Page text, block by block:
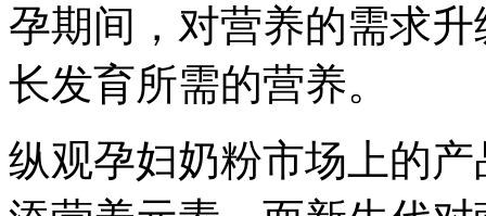
孕期间，对营养的需求
长发育所需的营养。
纵观孕妇奶粉市场上的